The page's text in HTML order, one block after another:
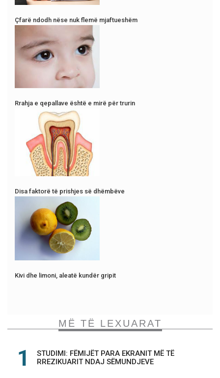
Çfarë ndodh nëse nuk flemë mjaftueshëm
Rrahja e qepallave është e mirë për trurin
Disa faktorë të prishjes së dhëmbëve
Kivi dhe limoni, aleatë kundër gripit
MË TË LEXUARAT
STUDIMI: FËMIJËT PARA EKRANIT MË TË
RREZIKUARIT NDAJ SËMUNDJEVE